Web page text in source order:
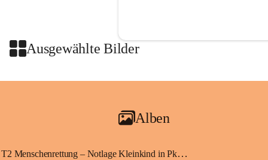
Ausgewählte Bilder
Alben
T2 Menschenrettung – Notlage Kleinkind in Pkw eingeschlossen